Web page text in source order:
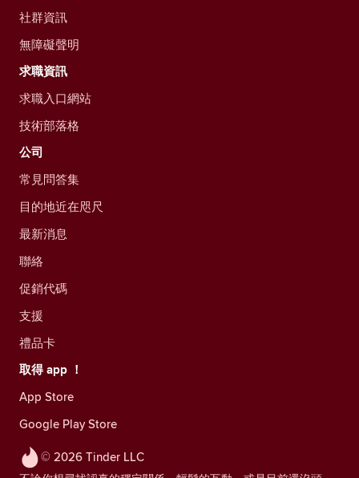
© 2026 Tinder LLC
社群資訊
無障礙聲明
求職資訊
求職入口網站
技術部落格
公司
常見問答集
目的地近在咫尺
最新消息
聯絡
促銷代碼
支援
禮品卡
取得 app ！
App Store
Google Play Store